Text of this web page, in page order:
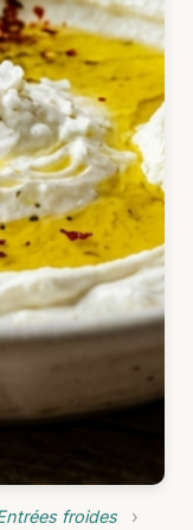
froides
›